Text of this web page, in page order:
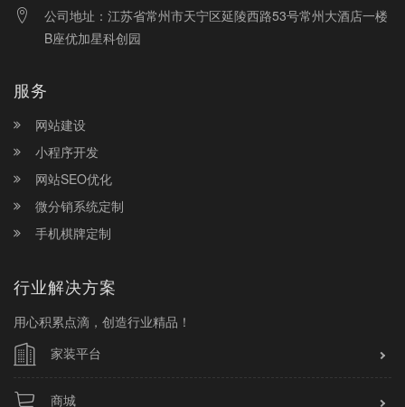
公司地址：江苏省常州市天宁区延陵西路53号常州大酒店一楼
B座优加星科创园
服务
网站建设
小程序开发
网站SEO优化
微分销系统定制
手机棋牌定制
行业解决方案
用心积累点滴，创造行业精品！
家装平台
商城